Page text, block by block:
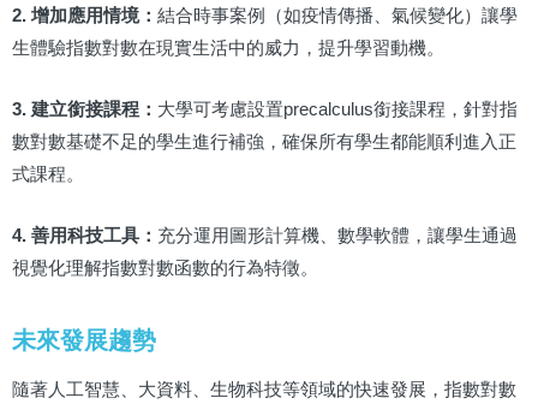
2. 增加應用情境： 結合時事案例（如疫情傳播、氣候變化）讓學
生體驗指數對數在現實生活中的威力，提升學習動機。
3. 建立銜接課程： 大學可考慮設置precalculus銜接課程，針對指
數對數基礎不足的學生進行補強，確保所有學生都能順利進入正
式課程。
4. 善用科技工具： 充分運用圖形計算機、數學軟體，讓學生通過
視覺化理解指數對數函數的行為特徵。
未來發展趨勢
隨著人工智慧、大資料、生物科技等領域的快速發展，指數對數